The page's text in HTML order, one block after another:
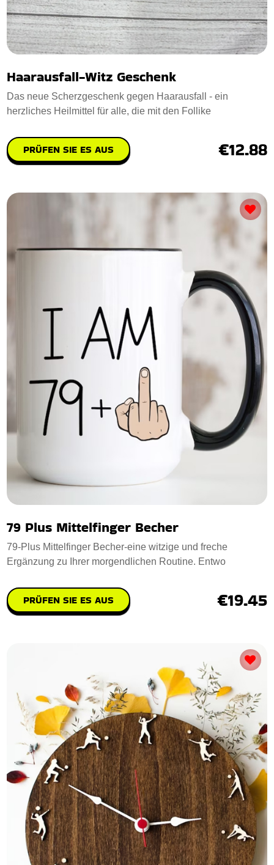
Haarausfall-Witz Geschenk
Das neue Scherzgeschenk gegen Haarausfall - ein
herzliches Heilmittel für alle, die mit den Follike
PRÜFEN SIE ES AUS €12.88
79 Plus Mittelfinger Becher
79-Plus Mittelfinger Becher-eine witzige und freche
Ergänzung zu Ihrer morgendlichen Routine. Entwo
PRÜFEN SIE ES AUS €19.45